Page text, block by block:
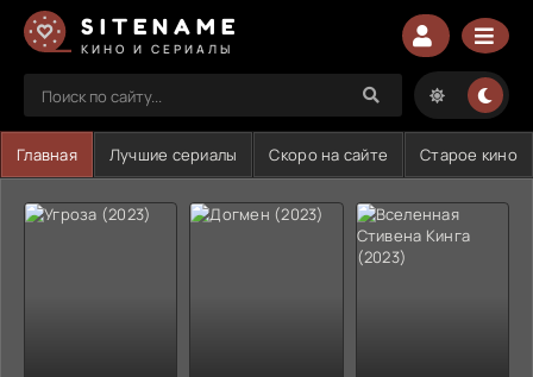
SITENAME
КИНО И СЕРИАЛЫ
Главная Лучшие сериалы Скоро на сайте Старое кино